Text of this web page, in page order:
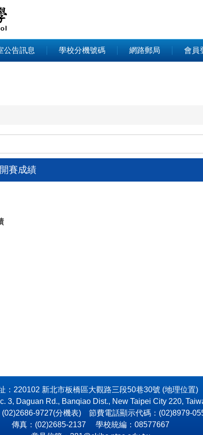
公告訊息 學校分機號碼 網路郵局 會員
賽成績
：220102 新北市板橋區大觀路三段50巷30號 (地理位置)
3, Daguan Rd., Banqiao Dist., New Taipei City 220,
9727(分機表) 節費電話顯示代碼：(02)8979-
傳真：(02)2685-2137 學校統編：08577667